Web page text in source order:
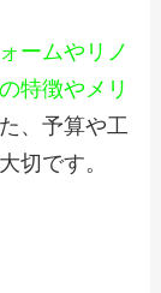
ームやリノ
特徴やメリ
、予算や工
切です。